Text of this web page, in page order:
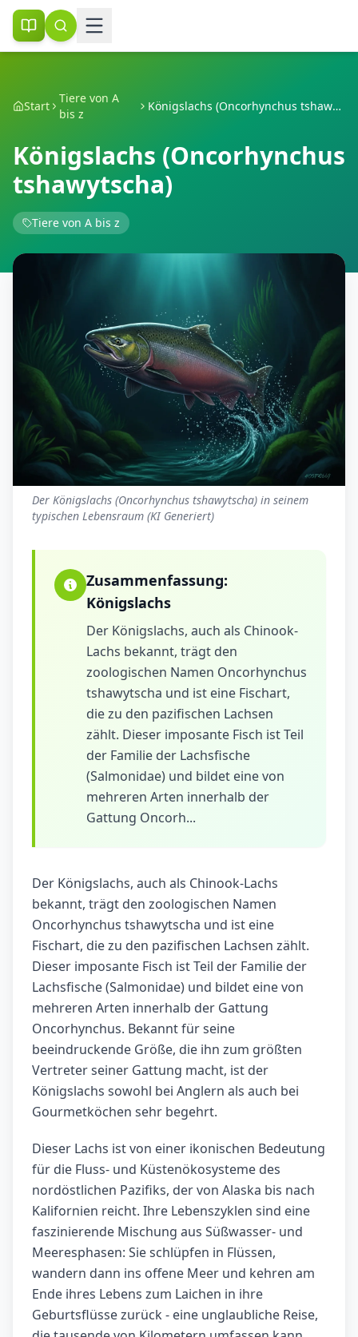
Start
Tiere von A
bis z
Königslachs (Oncorhynchus tshawytscha)
Königslachs (Oncorhynchus
tshawytscha)
Tiere von A bis z
Der Königslachs (Oncorhynchus tshawytscha) in seinem
typischen Lebensraum (KI Generiert)
Zusammenfassung:
Königslachs
Der Königslachs, auch als Chinook-
Lachs bekannt, trägt den
zoologischen Namen Oncorhynchus
tshawytscha und ist eine Fischart,
die zu den pazifischen Lachsen
zählt. Dieser imposante Fisch ist Teil
der Familie der Lachsfische
(Salmonidae) und bildet eine von
mehreren Arten innerhalb der
Gattung Oncorh...
Der Königslachs, auch als Chinook-Lachs
bekannt, trägt den zoologischen Namen
Oncorhynchus tshawytscha und ist eine
Fischart, die zu den pazifischen Lachsen zählt.
Dieser imposante Fisch ist Teil der Familie der
Lachsfische (Salmonidae) und bildet eine von
mehreren Arten innerhalb der Gattung
Oncorhynchus. Bekannt für seine
beeindruckende Größe, die ihn zum größten
Vertreter seiner Gattung macht, ist der
Königslachs sowohl bei Anglern als auch bei
Gourmetköchen sehr begehrt.
Dieser Lachs ist von einer ikonischen Bedeutung
für die Fluss- und Küstenökosysteme des
nordöstlichen Pazifiks, der von Alaska bis nach
Kalifornien reicht. Ihre Lebenszyklen sind eine
faszinierende Mischung aus Süßwasser- und
Meeresphasen: Sie schlüpfen in Flüssen,
wandern dann ins offene Meer und kehren am
Ende ihres Lebens zum Laichen in ihre
Geburtsflüsse zurück - eine unglaubliche Reise,